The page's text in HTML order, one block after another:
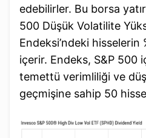
edebilirler. Bu borsa
500 Düşük Volatilite
Endeksi’ndeki hisselerin
içerir. Endeks, S&P 500
temettü verimliliği ve
geçmişine sahip 50